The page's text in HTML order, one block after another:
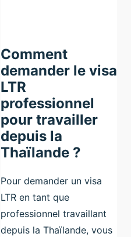
Comment
demander le visa
LTR
professionnel
pour travailler
depuis la
Thaïlande ?
Pour demander un visa
LTR en tant que
professionnel travaillant
depuis la Thaïlande, vous